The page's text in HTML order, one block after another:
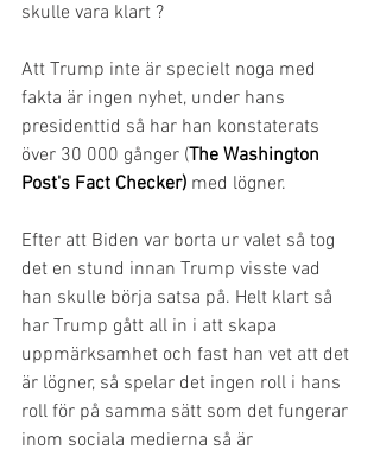
skulle vara klart ?
Att Trump inte är specielt noga med
fakta är ingen nyhet, under hans
presidenttid så har han konstaterats
över 30 000 gånger (The Washington
Post's Fact Checker) med lögner.
Efter att Biden var borta ur valet så tog
det en stund innan Trump visste vad
han skulle börja satsa på. Helt klart så
har Trump gått all in i att skapa
uppmärksamhet och fast han vet att det
är lögner, så spelar det ingen roll i hans
roll för på samma sätt som det fungerar
inom sociala medierna så är